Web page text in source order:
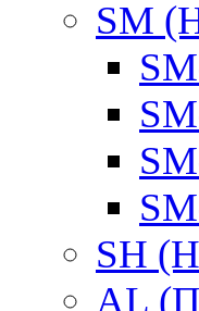
SM
SH
AL